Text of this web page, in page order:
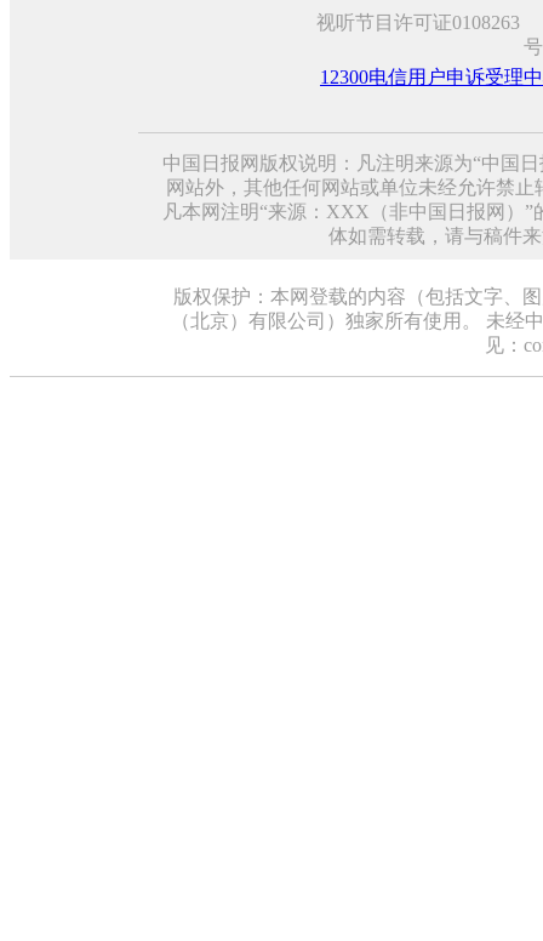
视听节目许可证0108263
号
12300电信用户申诉受理
中国日报网版权说明：凡注明来源为“中国
网站外，其他任何网站或单位未经允许禁
凡本网注明“来源：XXX（非中国日报网）
体如需转载，请与稿件
版权保护：本网登载的内容（包括文字、
（北京）有限公司）独家所有使用。 未经
见：